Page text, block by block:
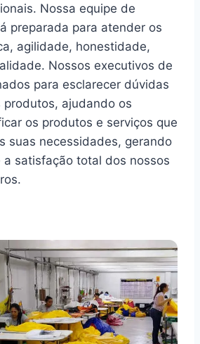
Nossa equipe de
preparada para atender os
agilidade, honestidade,
Nossos executivos de
para esclarecer dúvidas
produtos, ajudando os
os produtos e serviços que
suas necessidades, gerando
a satisfação total dos nossos